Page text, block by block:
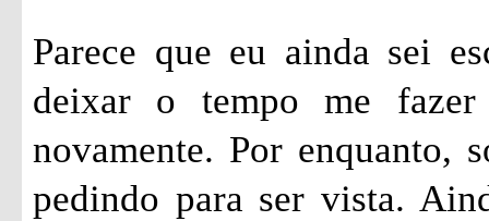
Parece que eu ainda sei
deixar o tempo me fazer
novamente. Por enquanto,
pedindo para ser vista.